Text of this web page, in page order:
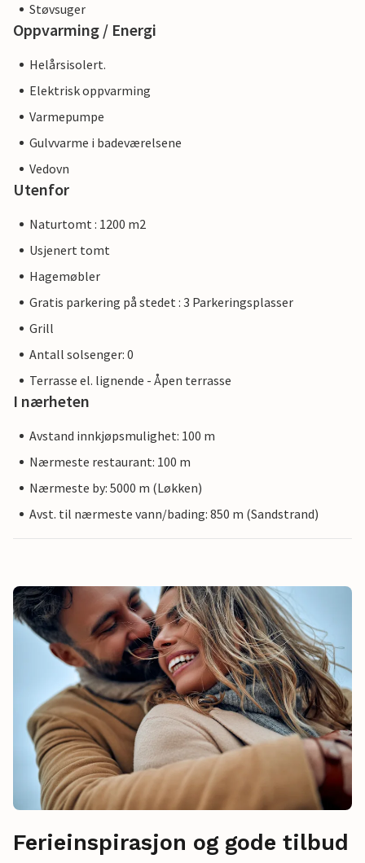
Støvsuger
Oppvarming / Energi
Helårsisolert.
Elektrisk oppvarming
Varmepumpe
Gulvvarme i badeværelsene
Vedovn
Utenfor
Naturtomt : 1200 m2
Usjenert tomt
Hagemøbler
Gratis parkering på stedet : 3 Parkeringsplasser
Grill
Antall solsenger: 0
Terrasse el. lignende - Åpen terrasse
I nærheten
Avstand innkjøpsmulighet: 100 m
Nærmeste restaurant: 100 m
Nærmeste by: 5000 m (Løkken)
Avst. til nærmeste vann/bading: 850 m (Sandstrand)
Ferieinspirasjon og gode tilbud